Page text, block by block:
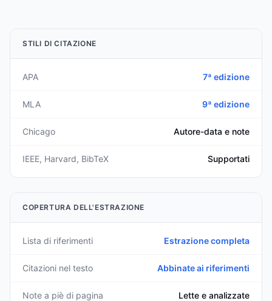
STILI DI CITAZIONE
APA 7ª edizione
MLA 9ª edizione
Chicago Autore-data e note
IEEE, Harvard, BibTeX Supportati
COPERTURA DELL'ESTRAZIONE
Lista di riferimenti Estrazione completa
Citazioni nel testo Abbinate ai riferimenti
Note a piè di pagina Lette e analizzate